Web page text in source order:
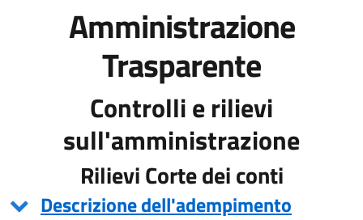
Amministrazione
Trasparente
Controlli e rilievi
sull'amministrazione
Rilievi Corte dei conti
Descrizione dell'adempimento